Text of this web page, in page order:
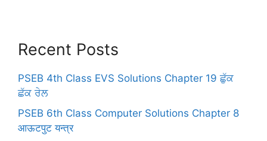
Recent Posts
PSEB 4th Class EVS Solutions Chapter 19 ਛੁੱਕ
ਛੱਕ ਰੇਲ
PSEB 6th Class Computer Solutions Chapter 8
आऊटपुट यन्त्र